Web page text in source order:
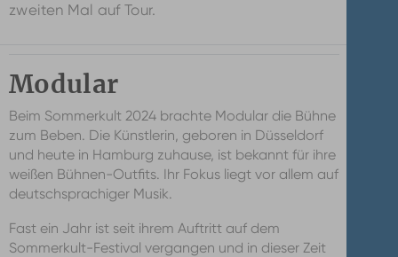
zweiten Mal auf Tour.
Modular
Beim Sommerkult 2024 brachte Modular die Bühne
zum Beben. Die Künstlerin, geboren in Düsseldorf
und heute in Hamburg zuhause, ist bekannt für ihre
weißen Bühnen-Outfits. Ihr Fokus liegt vor allem auf
deutschsprachiger Musik.
Fast ein Jahr ist seit ihrem Auftritt auf dem
Sommerkult-Festival vergangen und in dieser Zeit